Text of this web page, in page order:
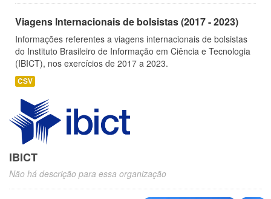
Viagens Internacionais de bolsistas (2017 - 2023)
Informações referentes a viagens internacionais de bolsistas
do Instituto Brasileiro de Informação em Ciência e Tecnologia
(IBICT), nos exercícios de 2017 a 2023.
CSV
IBICT
Não há descrição para essa organização